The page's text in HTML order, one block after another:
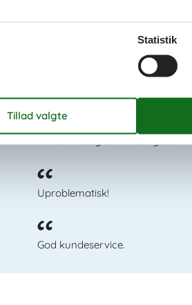
Uproblematisk!
God kundeservice.
Statistik